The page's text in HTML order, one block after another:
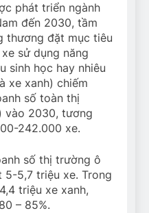
phát triển ngành
đến 2030, tầm
thương đặt mục tiêu
sử dụng năng
sinh học hay nhiêu
xe xanh) chiếm
số toàn thị
vào 2030, tương
242.000 xe.
số thị trường ô
5,7 triệu xe. Trong
triệu xe xanh,
– 85%.